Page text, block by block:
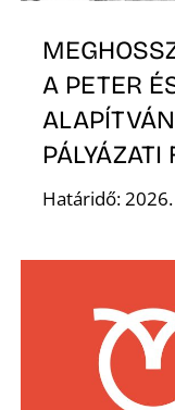
A PETER
PÁLYÁZATI
Határidő: